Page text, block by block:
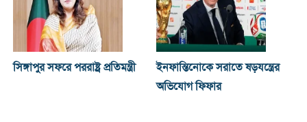
সিঙ্গাপুর সফরে পররাষ্ট্র প্রতিমন্ত্রী
ইনফান্তিনোকে সরাতে ষড়যন্ত্রের
অভিযোগ ফিফার